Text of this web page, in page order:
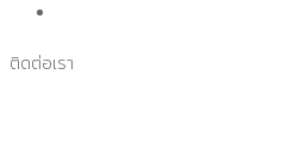
ติดต่อเรา